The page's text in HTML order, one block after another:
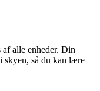
alle enheder. Din
skyen, så du kan lære